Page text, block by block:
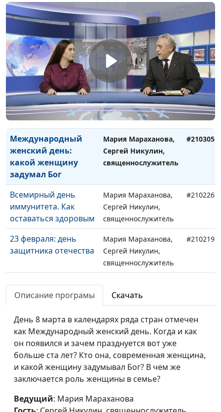
День Земли: мы все
можем помочь
нашей планете
священнослужитель
Международный
день счастья
Мария Мараханова,
Сергей Никулин,
священнослужитель
#210319
Год пандемии
коронавируса. Как
это было?
Мария Мараханова,
Сергей Никулин,
священнослужитель
#210312
Международный
женский день:
какой женщину
задумал Бог
Мария Мараханова,
Сергей Никулин,
священнослужитель
#210305
Всемирный день
иммунитета. Как
оставаться здоровым
Мария Мараханова,
Сергей Никулин,
священнослужитель
#210226
23 февраля: день
защитника отечества
Мария Мараханова,
Сергей Никулин,
священнослужитель
#210219
День всех
влюбленных: о
влюбленности и
семейных ценностях
Сергей Никулин,
священнослужитель
Онкология не
приговор, а просто
Мария Мараханова,
Сергей Никулин,
священнослужитель
В память на века.
Блокада Ленинграда
Описание програмы Скачать
День 8 марта в календарях ряда стран отмечен
как Международный женский день. Когда и как
он появился и зачем празднуется вот уже
больше ста лет? Кто она, современная женщина,
и какой женщину задумывал Бог? В чем же
заключается роль женщины в семье?
Ведущий: Мария Мараханова